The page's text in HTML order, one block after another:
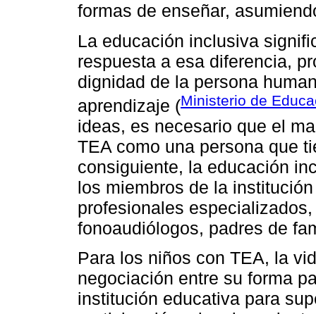
formas de enseñar,
La educación inclusiva
respuesta a esa diferencia,
dignidad de la persona
aprendizaje (Ministerio de
ideas, es necesario que el
TEA como una persona que
consiguiente, la educación
los miembros de la
profesionales
fonoaudiólogos, padres de
Para los niños con TEA, la
negociación entre su forma
institución educativa para